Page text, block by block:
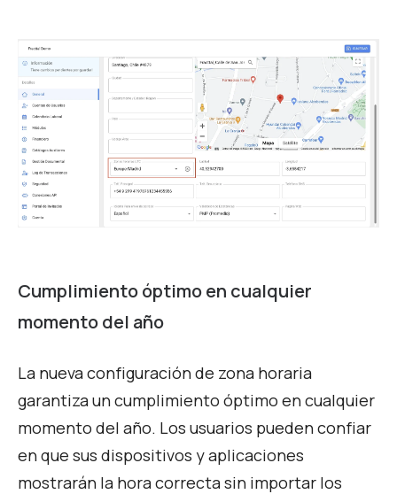
Cumplimiento óptimo en cualquier
momento del año
La nueva configuración de zona horaria
garantiza un cumplimiento óptimo en cualquier
momento del año. Los usuarios pueden confiar
en que sus dispositivos y aplicaciones
mostrarán la hora correcta sin importar los